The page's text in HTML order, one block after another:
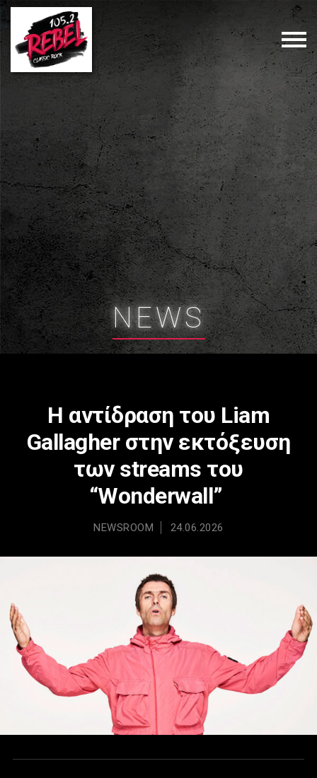
NEWS
H αντίδραση του Liam
Gallagher στην εκτόξευση
των streams του
“Wonderwall”
NEWSROOM 24.06.2026